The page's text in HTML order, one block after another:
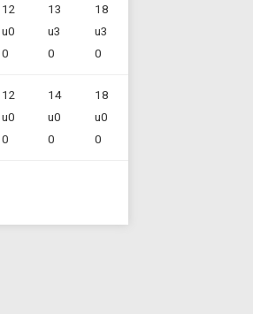
12
u0
0
13
u3
0
18
u3
0
12
u0
0
14
u0
0
18
u0
0